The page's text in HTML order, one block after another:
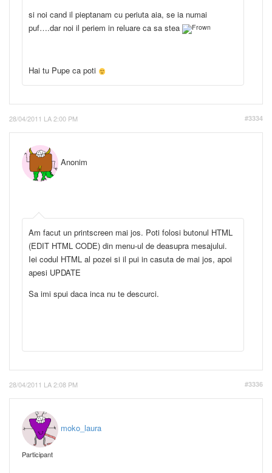
si noi cand il pieptanam cu periuta aia, se ia numai
puf….dar noi il periem in reluare ca sa stea
Hai tu Pupe ca poti
28/04/2011 LA 2:00 PM #3334
Anonim
Am facut un printscreen mai jos. Poti folosi butonul HTML
(EDIT HTML CODE) din menu-ul de deasupra mesajului.
Iei codul HTML al pozei si il pui in casuta de mai jos, apoi
apesi UPDATE
Sa imi spui daca inca nu te descurci.
28/04/2011 LA 2:08 PM #3336
moko_laura
Participant